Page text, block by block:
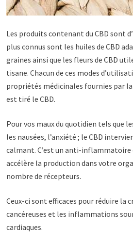
Les produits contenant du CBD sont
plus connus sont les huiles de CBD
graines ainsi que les fleurs de CBD
tisane. Chacun de ces modes
propriétés médicinales fournies par
est tiré le CBD.
Pour vos maux du quotidien tels que
les nausées, l’anxiété ; le CBD
calmant. C’est un anti-
accélère la production dans votre
nombre de récepteurs.
Ceux-ci sont efficaces pour réduire la
cancéreuses et les inflammations
cardiaques.